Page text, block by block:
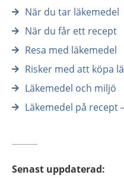
När du tar läkemedel
När du får ett recept
Resa med läkemedel
Risker med att köpa
Läkemedel och miljö
Läkemedel på recept
Senast uppdaterad: